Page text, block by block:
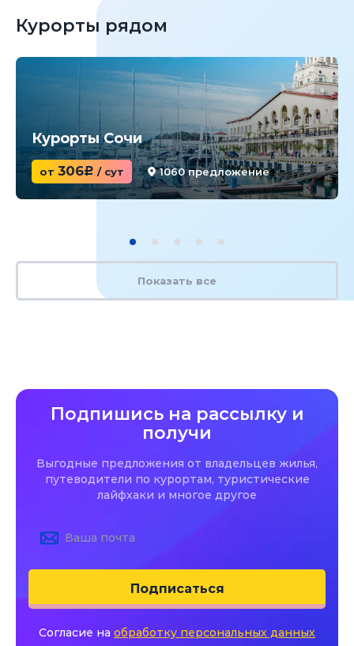
Курорты рядом
Курорты Сочи
от 306c / сут 1060 предложение
Показать все
Подпишись на рассылку и
получи
Выгодные предложения от владельцев жилья,
путеводители по курортам, туристические
лайфхаки и многое другое
Подписаться
Согласие на обработку персональных данных